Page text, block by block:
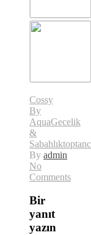
Cossy
By
AquaGecelik
&
Sabahlık
By admin
No
Comments
Bir
yanıt
yazın